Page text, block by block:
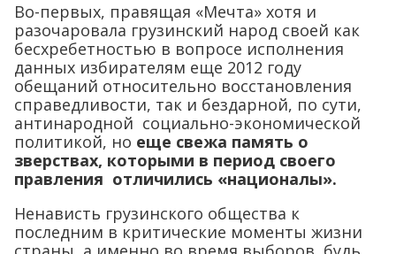
Во-первых, правящая «Мечта» хотя и
разочаровала грузинский народ своей как
бесхребетностью в вопросе исполнения
данных избирателям еще 2012 году
обещаний относительно восстановления
справедливости, так и бездарной, по сути,
антинародной социально-экономической
политикой, но еще свежа память о
зверствах, которыми в период своего
правления отличились «националы».
Ненависть грузинского общества к
последним в критические моменты жизни